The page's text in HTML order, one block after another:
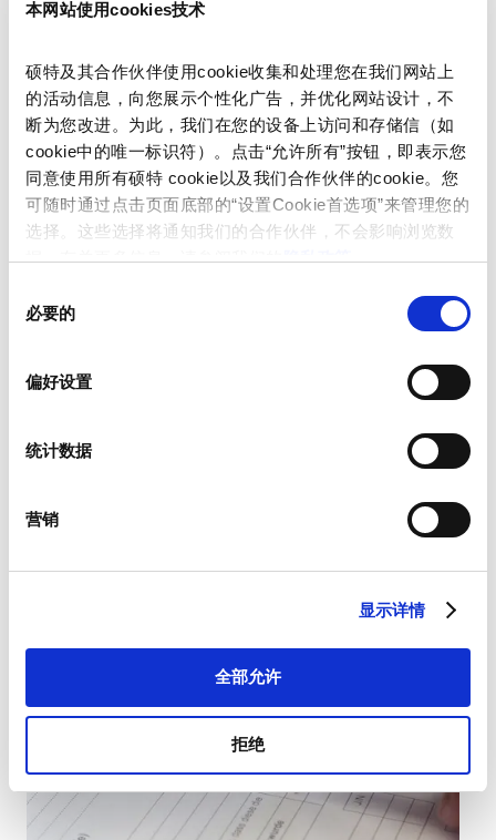
本网站使用cookies技术
硕特及其合作伙伴使用cookie收集和处理您在我们网站上
的活动信息，向您展示个性化广告，并优化网站设计，不
断为您改进。为此，我们在您的设备上访问和存储信（如
cookie中的唯一标识符）。点击“允许所有”按钮，即表示您
同意使用所有硕特 cookie以及我们合作伙伴的cookie。您
可随时通过点击页面底部的“设置Cookie首选项”来管理您的
选择。这些选择将通知我们的合作伙伴，不会影响浏览数
据。有关更多信息，请参阅我们的隐私政策。
必要的
偏好设置
统计数据
营销
显示详情
全部允许
拒绝
阅读更多内容
有用的工具